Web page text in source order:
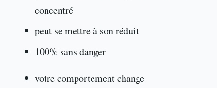
concentré
peut se mettre à son réduit
100% sans danger
votre comportement change